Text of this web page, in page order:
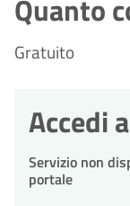
Quanto
Gratuito
Accedi
Servizio non
portale